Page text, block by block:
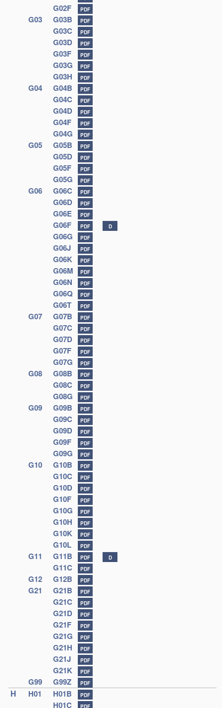
G02F PDF
G03 G03B PDF
G03C PDF
G03D PDF
G03F PDF
G03G PDF
G03H PDF
G04 G04B PDF
G04C PDF
G04D PDF
G04F PDF
G04G PDF
G05 G05B PDF
G05D PDF
G05F PDF
G05G PDF
G06 G06C PDF
G06D PDF
G06E PDF
G06F PDF D
G06G PDF
G06J PDF
G06K PDF
G06M PDF
G06N PDF
G06Q PDF
G06T PDF
G07 G07B PDF
G07C PDF
G07D PDF
G07F PDF
G07G PDF
G08 G08B PDF
G08C PDF
G08G PDF
G09 G09B PDF
G09C PDF
G09D PDF
G09F PDF
G09G PDF
G10 G10B PDF
G10C PDF
G10D PDF
G10F PDF
G10G PDF
G10H PDF
G10K PDF
G10L PDF
G11 G11B PDF D
G11C PDF
G12 G12B PDF
G21 G21B PDF
G21C PDF
G21D PDF
G21F PDF
G21G PDF
G21H PDF
G21J PDF
G21K PDF
G99 G99Z PDF
H H01 H01B PDF
H01C PDF